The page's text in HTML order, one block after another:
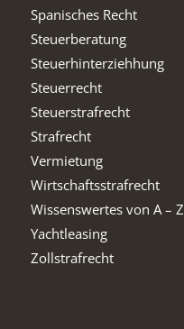
Spanisches Recht
Steuerberatung
Steuerhinterziehhung
Steuerrecht
Steuerstrafrecht
Strafrecht
Vermietung
Wirtschaftsstrafrecht
Wissenswertes von A – Z
Yachtleasing
Zollstrafrecht